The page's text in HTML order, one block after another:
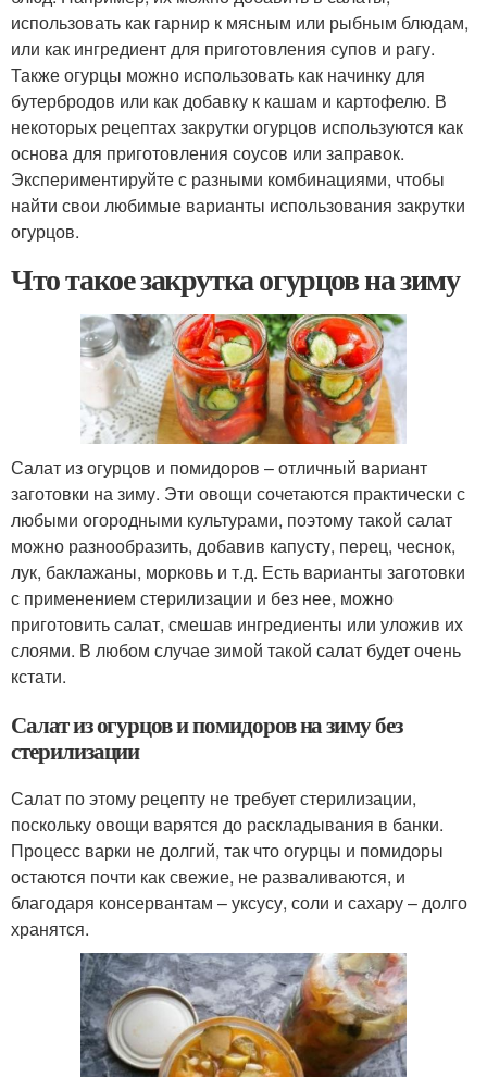
использовать как гарнир к мясным или рыбным блюдам,
или как ингредиент для приготовления супов и рагу.
Также огурцы можно использовать как начинку для
бутербродов или как добавку к кашам и картофелю. В
некоторых рецептах закрутки огурцов используются как
основа для приготовления соусов или заправок.
Экспериментируйте с разными комбинациями, чтобы
найти свои любимые варианты использования закрутки
огурцов.
Что такое закрутка огурцов на зиму
Салат из огурцов и помидоров – отличный вариант
заготовки на зиму. Эти овощи сочетаются практически с
любыми огородными культурами, поэтому такой салат
можно разнообразить, добавив капусту, перец, чеснок,
лук, баклажаны, морковь и т.д. Есть варианты заготовки
с применением стерилизации и без нее, можно
приготовить салат, смешав ингредиенты или уложив их
слоями. В любом случае зимой такой салат будет очень
кстати.
Салат из огурцов и помидоров на зиму без
стерилизации
Салат по этому рецепту не требует стерилизации,
поскольку овощи варятся до раскладывания в банки.
Процесс варки не долгий, так что огурцы и помидоры
остаются почти как свежие, не разваливаются, и
благодаря консервантам – уксусу, соли и сахару – долго
хранятся.